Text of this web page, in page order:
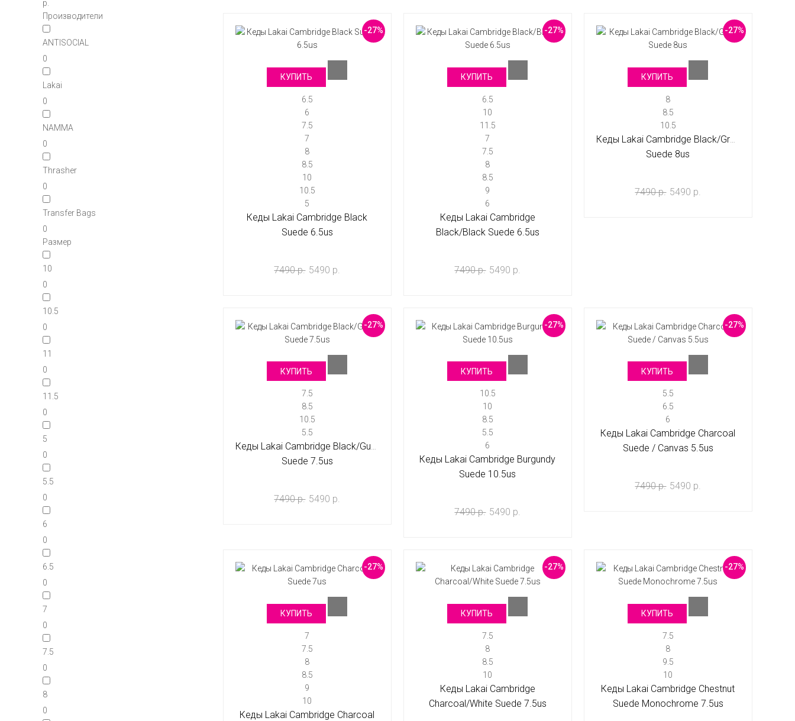
р.
Производители
ANTISOCIAL
0
Lakai
0
NAMMA
0
Thrasher
0
Transfer Bags
0
Размер
10
0
10.5
0
11
0
11.5
0
5
0
5.5
0
6
0
6.5
0
7
0
7.5
0
8
0
-27%
КУПИТЬ
6.5
6
7.5
7
8
8.5
10
10.5
5
Кеды Lakai Cambridge Black
Suede 6.5us
7490 р. 5490 р.
-27%
КУПИТЬ
6.5
10
11.5
7
7.5
8
8.5
9
6
Кеды Lakai Cambridge
Black/Black Suede 6.5us
7490 р. 5490 р.
-27%
КУПИТЬ
8
8.5
10.5
Кеды Lakai Cambridge Black/Grey
Suede 8us
7490 р. 5490 р.
-27%
КУПИТЬ
7.5
8.5
10.5
5.5
Кеды Lakai Cambridge Black/Gum
Suede 7.5us
7490 р. 5490 р.
-27%
КУПИТЬ
10.5
10
8.5
5.5
6
Кеды Lakai Cambridge Burgundy
Suede 10.5us
7490 р. 5490 р.
-27%
КУПИТЬ
5.5
6.5
6
Кеды Lakai Cambridge Charcoal
Suede / Canvas 5.5us
7490 р. 5490 р.
-27%
КУПИТЬ
7
7.5
8
8.5
9
10
Кеды Lakai Cambridge Charcoal
-27%
КУПИТЬ
7.5
8
8.5
10
Кеды Lakai Cambridge
Charcoal/White Suede 7.5us
-27%
КУПИТЬ
7.5
8
9.5
10
Кеды Lakai Cambridge Chestnut
Suede Monochrome 7.5us